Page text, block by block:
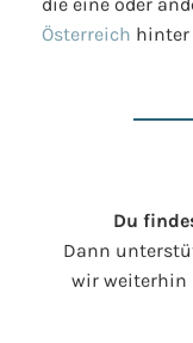
Österreich hinter
Du
Dann
wir weiterhin